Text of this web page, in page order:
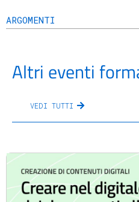
ARGOMENTI
Altri eventi
VEDI TUTTI